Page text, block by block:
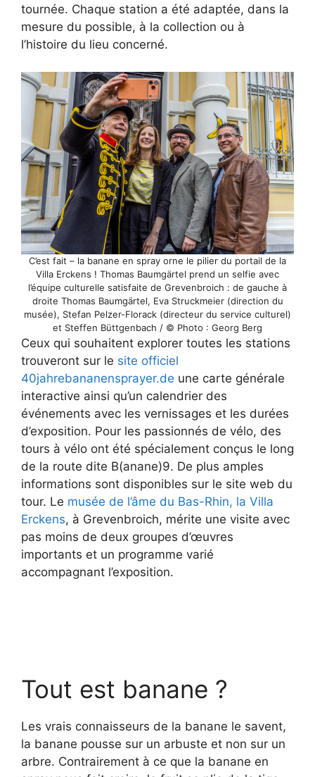
tournée. Chaque station a été adaptée, dans la
mesure du possible, à la collection ou à
l’histoire du lieu concerné.
C’est fait – la banane en spray orne le pilier du portail de la
Villa Erckens ! Thomas Baumgärtel prend un selfie avec
l’équipe culturelle satisfaite de Grevenbroich : de gauche à
droite Thomas Baumgärtel, Eva Struckmeier (direction du
musée), Stefan Pelzer-Florack (directeur du service culturel)
et Steffen Büttgenbach / © Photo : Georg Berg
Ceux qui souhaitent explorer toutes les stations
trouveront sur le site officiel
40jahrebananensprayer.de une carte générale
interactive ainsi qu’un calendrier des
événements avec les vernissages et les durées
d’exposition. Pour les passionnés de vélo, des
tours à vélo ont été spécialement conçus le long
de la route dite B(anane)9. De plus amples
informations sont disponibles sur le site web du
tour. Le musée de l’âme du Bas-Rhin, la Villa
Erckens, à Grevenbroich, mérite une visite avec
pas moins de deux groupes d’œuvres
importants et un programme varié
accompagnant l’exposition.
Tout est banane ?
Les vrais connaisseurs de la banane le savent,
la banane pousse sur un arbuste et non sur un
arbre. Contrairement à ce que la banane en